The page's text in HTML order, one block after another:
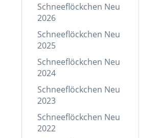
Schneeflöckchen Neu
2026
Schneeflöckchen Neu
2025
Schneeflöckchen Neu
2024
Schneeflöckchen Neu
2023
Schneeflöckchen Neu
2022